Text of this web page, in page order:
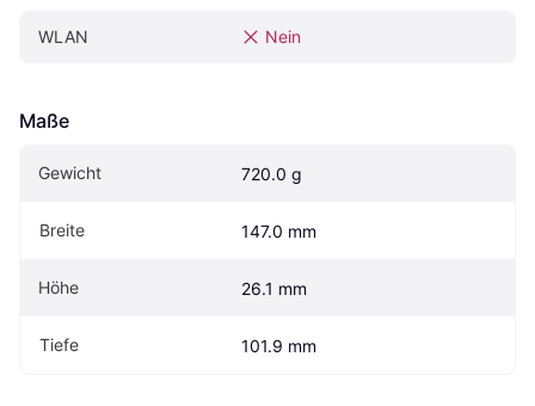
WLAN Nein
Maße
Gewicht 720.0 g
Breite 147.0 mm
Höhe 26.1 mm
Tiefe 101.9 mm